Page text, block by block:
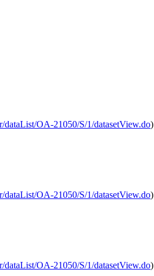
dataList/OA-21050/S/1/datasetView.do)
dataList/OA-21050/S/1/datasetView.do)
dataList/OA-21050/S/1/datasetView.do)